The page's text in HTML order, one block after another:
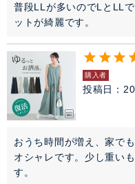
普段LLが多いのでLとLL
ットが綺麗です。
購入者
投稿日
おうち時間が増え、家で
オシャレです。少し重い
す。